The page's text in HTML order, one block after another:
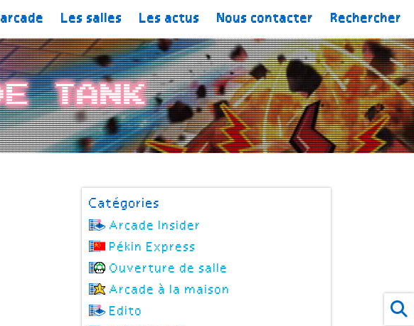
Les salles Les actus Nous contacter Rechercher
Tank
Catégories
Arcade Insider
Pékin Express
Ouverture de salle
Arcade à la maison
Edito